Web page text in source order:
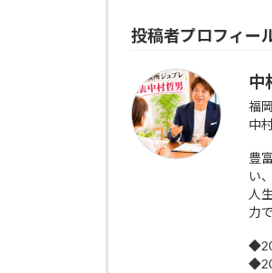
投稿者プロフィー
中
福
中
豊
い
人
力